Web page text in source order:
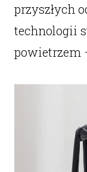
przyszłych
technologii
powietrzem